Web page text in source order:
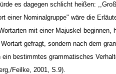
es dagegen schlicht heißen:
einer Nominalgruppe" wäre die
mit einer Majuskel beginnen,
gefragt, sondern nach dem
bestimmtes grammatisches
Feilke, 2001, S.9).